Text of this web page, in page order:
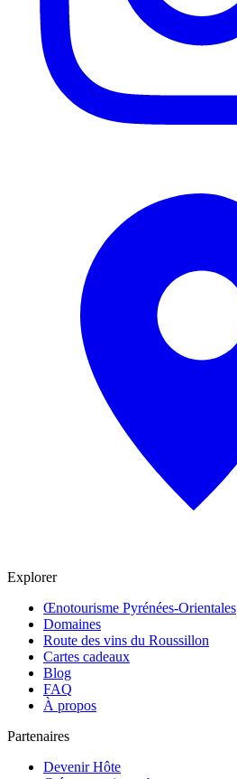
Explorer
Œnotourisme Pyrénées-Orientales
Domaines
Route des vins du Roussillon
Cartes cadeaux
Blog
FAQ
À propos
Partenaires
Devenir Hôte